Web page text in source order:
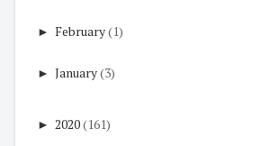
► February(1)
► January(3)
► 2020(161)